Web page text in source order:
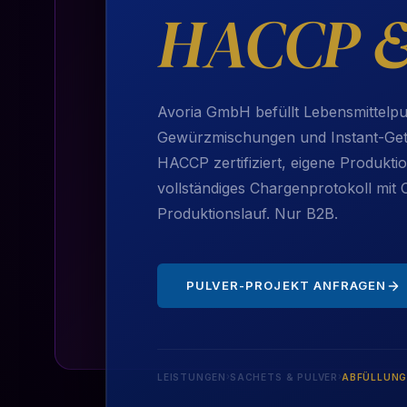
HACCP
Avoria GmbH befüllt
Gewürzmischungen und Instant-
HACCP zertifiziert, eigene
vollständiges Chargenprotokoll mit
Produktionslauf. Nur B2B.
PULVER-PROJEKT ANFRAGEN
LEISTUNGEN SACHETS & PULVER